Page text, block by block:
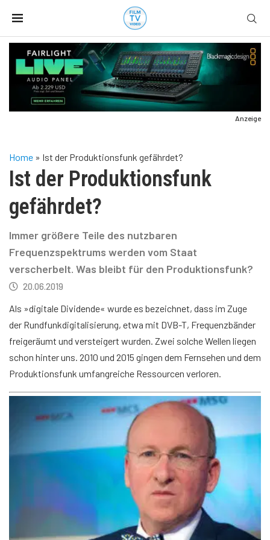
Anzeige
Home » Ist der Produktionsfunk gefährdet?
Ist der Produktionsfunk
gefährdet?
Immer größere Teile des nutzbaren
Frequenzspektrums werden vom Staat
verscherbelt. Was bleibt für den Produktionsfunk?
20.06.2019
Als »digitale Dividende« wurde es bezeichnet, dass im Zuge
der Rundfunkdigitalisierung, etwa mit DVB-T, Frequenzbänder
freigeräumt und versteigert wurden. Zwei solche Wellen liegen
schon hinter uns. 2010 und 2015 gingen dem Fernsehen und dem
Produktionsfunk umfangreiche Ressourcen verloren.